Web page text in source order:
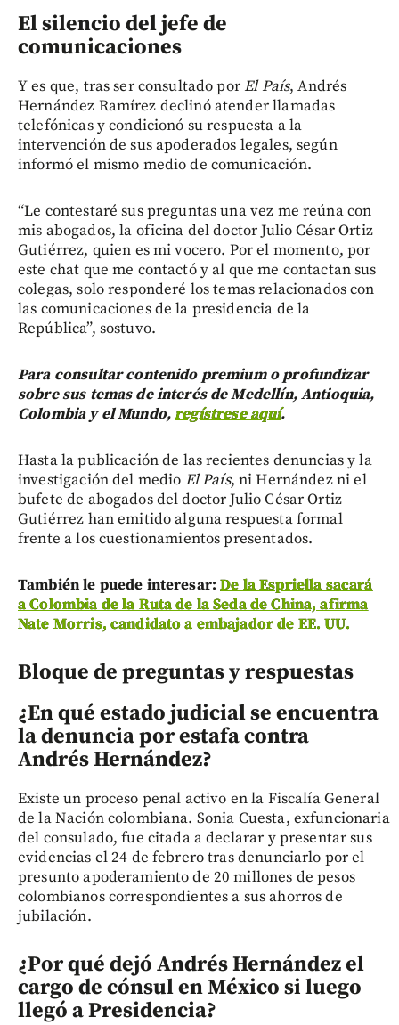
El silencio del jefe de
comunicaciones
Y es que, tras ser consultado porEl País, Andrés
Hernández Ramírez declinó atender llamadas
telefónicas y condicionó su respuesta a la
intervención de sus apoderados legales, según
informó el mismo medio de comunicación.
“Le contestaré sus preguntas una vez me reúna con
mis abogados, la oficina del doctor Julio César Ortiz
Gutiérrez, quien es mi vocero. Por el momento, por
este chat que me contactó y al que me contactan sus
colegas, solo responderé los temas relacionados con
las comunicaciones de la presidencia de la
República”, sostuvo.
Para consultar contenido premium o profundizar
sobre sus temas de interés de Medellín, Antioquia,
Colombia y el Mundo,regístrese aquí.
Hasta la publicación de las recientes denuncias y la
investigación del medio El País, ni Hernández ni el
bufete de abogados del doctor Julio César Ortiz
Gutiérrez han emitido alguna respuesta formal
frente a los cuestionamientos presentados.
También le puede interesar:De la Espriella sacará
a Colombia de la Ruta de la Seda de China, afirma
Nate Morris, candidato a embajador de EE. UU.
Bloque de preguntas y respuestas
¿En qué estado judicial se encuentra
la denuncia por estafa contra
Andrés Hernández?
Existe un proceso penal activo en la Fiscalía General
de la Nación colombiana. Sonia Cuesta, exfuncionaria
del consulado, fue citada a declarar y presentar sus
evidencias el 24 de febrero tras denunciarlo por el
presunto apoderamiento de 20 millones de pesos
colombianos correspondientes a sus ahorros de
jubilación.
¿Por qué dejó Andrés Hernández el
cargo de cónsul en México si luego
llegó a Presidencia?